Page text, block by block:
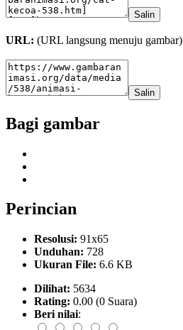
Salin
URL: (URL langsung menuju gambar)
Salin
Bagi gambar
Perincian
Resolusi: 91x65
Unduhan: 728
Ukuran File: 6.6 KB
Dilihat: 5634
Rating: 0.00 (0 Suara)
Beri nilai: